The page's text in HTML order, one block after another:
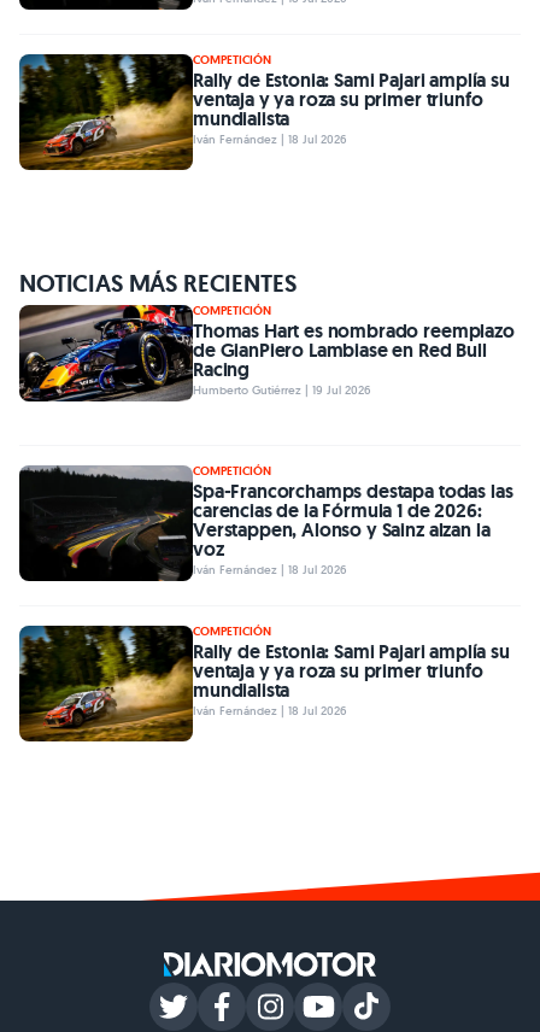
COMPETICIÓN
Rally de Estonia: Sami Pajari amplía su
ventaja y ya roza su primer triunfo
mundialista
Iván Fernández | 18 Jul 2026
NOTICIAS MÁS RECIENTES
COMPETICIÓN
Thomas Hart es nombrado reemplazo
de GianPiero Lambiase en Red Bull
Racing
Humberto Gutiérrez | 19 Jul 2026
COMPETICIÓN
Spa-Francorchamps destapa todas las
carencias de la Fórmula 1 de 2026:
Verstappen, Alonso y Sainz alzan la
voz
Iván Fernández | 18 Jul 2026
COMPETICIÓN
Rally de Estonia: Sami Pajari amplía su
ventaja y ya roza su primer triunfo
mundialista
Iván Fernández | 18 Jul 2026